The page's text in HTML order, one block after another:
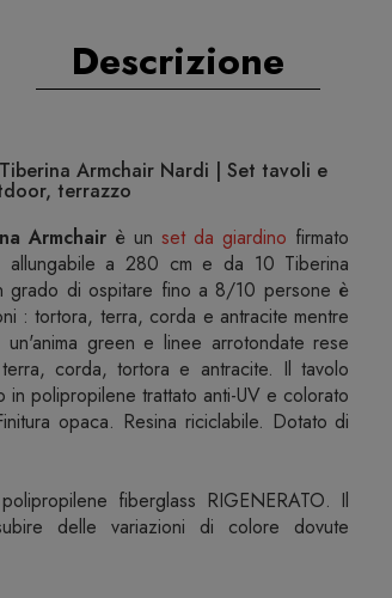
Descrizione
Armchair Nardi | Set tavoli e
terrazzo
Armchairè unset da giardino firmato
a 280 cm e da 10 Tiberina
grado di ospitare fino a 8/10 persone è
: tortora, terra, corda e antracite mentre
green e linee arrotondate rese
corda, tortora e antracite. Il tavolo
polipropilene trattato anti-UV e colorato
opaca. Resina riciclabile. Dotato di
fiberglass RIGENERATO. Il
delle variazioni di colore dovute